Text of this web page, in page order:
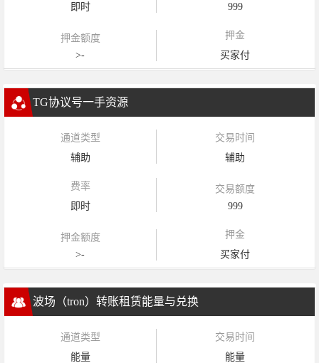
即时
999
押金额度
>-
押金
买家付
TG协议号一手资源
通道类型
辅助
交易时间
辅助
费率
即时
交易额度
999
押金额度
>-
押金
买家付
波场（tron）转账租赁能量与兑换
通道类型
能量
交易时间
能量